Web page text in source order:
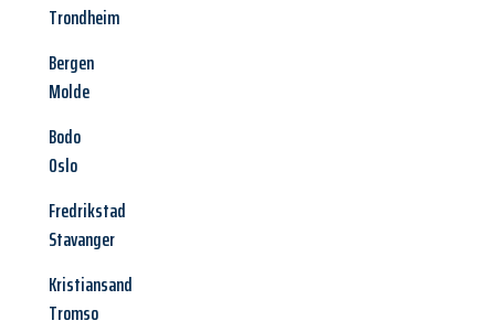
Trondheim
Bergen
Molde
Bodo
Oslo
Fredrikstad
Stavanger
Kristiansand
Tromso